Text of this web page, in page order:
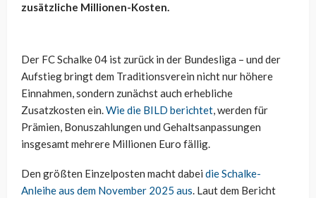
zusätzliche Millionen-Kosten.
Der FC Schalke 04 ist zurück in der Bundesliga – und der
Aufstieg bringt dem Traditionsverein nicht nur höhere
Einnahmen, sondern zunächst auch erhebliche
Zusatzkosten ein.Wie die BILD berichtet, werden für
Prämien, Bonuszahlungen und Gehaltsanpassungen
insgesamt mehrere Millionen Euro fällig.
Den größten Einzelposten macht dabei die Schalke-
Anleihe aus dem November 2025 aus. Laut dem Bericht